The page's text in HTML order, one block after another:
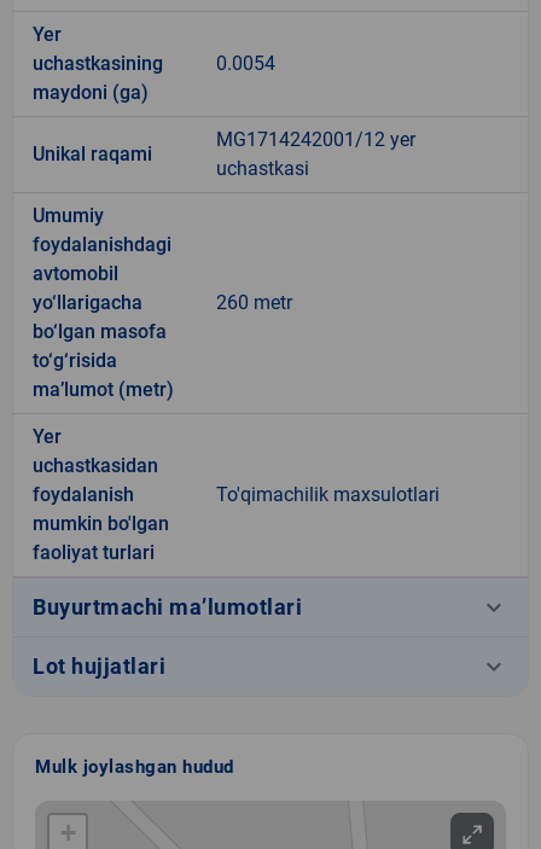
Yer
uchastkasining
maydoni (ga)
0.0054
Unikal raqami
MG1714242001/12 yer
uchastkasi
Umumiy
foydalanishdagi
avtomobil
yo‘llarigacha
bo‘lgan masofa
to‘g‘risida
ma’lumot (metr)
260 metr
Yer
uchastkasidan
foydalanish
mumkin bo'lgan
faoliyat turlari
To'qimachilik maxsulotlari
Buyurtmachi ma’lumotlari keyboard_arrow_down
Lot hujjatlari keyboard_arrow_down
Mulk joylashgan hudud
+